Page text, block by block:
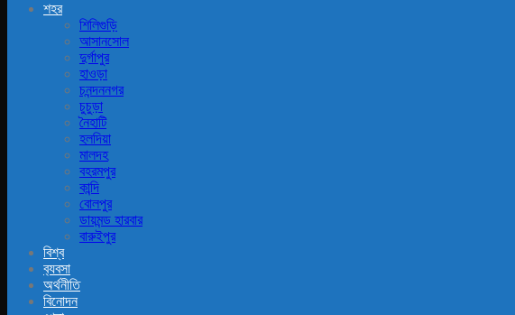
শহর
শিলিগুড়ি
আসানসোল
দুর্গাপুর
হাওড়া
চনন্দননগর
চুচুড়া
নৈহাটি
হলদিয়া
মালদহ
বহরমপুর
কান্দি
বোলপুর
ডায়মন্ড হারবার
বারুইপুর
বিশ্ব
ব‍্যবসা
অর্থনীতি
বিনোদন